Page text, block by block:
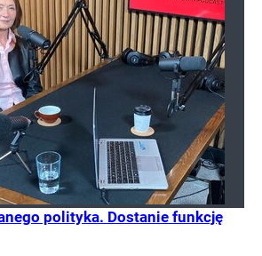
polityka. Dostanie funkcję